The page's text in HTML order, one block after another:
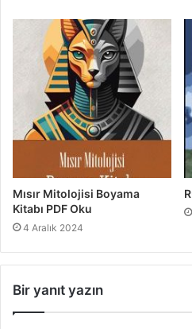
Mısır Mitolojisi Boyama
Kitabı PDF Oku
4 Aralık 2024
Bir yanıt yazın